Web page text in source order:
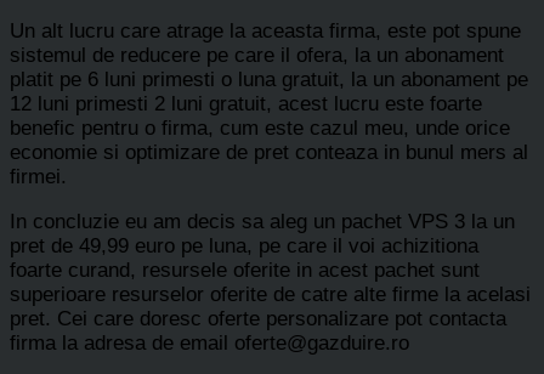
Un alt lucru care atrage la aceasta firma, este pot spune
sistemul de reducere pe care il ofera, la un abonament
platit pe 6 luni primesti o luna gratuit, la un abonament pe
12 luni primesti 2 luni gratuit, acest lucru este foarte
benefic pentru o firma, cum este cazul meu, unde orice
economie si optimizare de pret conteaza in bunul mers al
firmei.
In concluzie eu am decis sa aleg un pachet VPS 3 la un
pret de 49,99 euro pe luna, pe care il voi achizitiona
foarte curand, resursele oferite in acest pachet sunt
superioare resurselor oferite de catre alte firme la acelasi
pret. Cei care doresc oferte personalizare pot contacta
firma la adresa de email oferte@gazduire.ro